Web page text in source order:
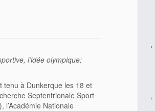
l’idée olympique:
tenu à Dunkerque les 18 et
Septentrionale Sport
Nationale